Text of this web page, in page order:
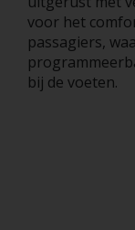
voor het
passagiers,
bij de voeten.